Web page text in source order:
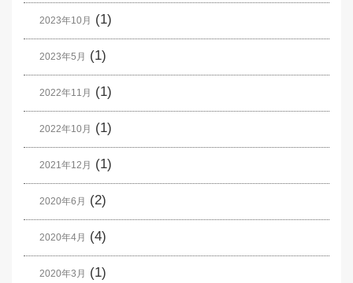
2023年10月 (1)
2023年5月 (1)
2022年11月 (1)
2022年10月 (1)
2021年12月 (1)
2020年6月 (2)
2020年4月 (4)
2020年3月 (1)